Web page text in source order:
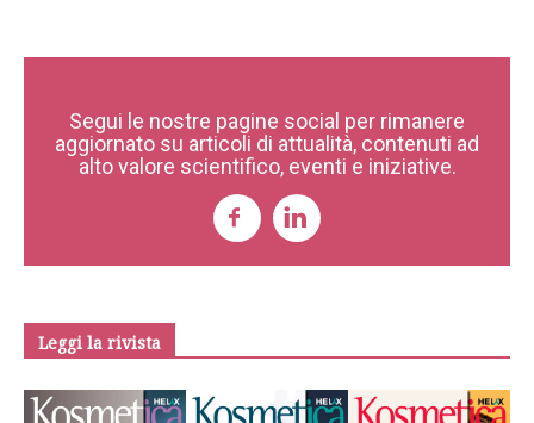
Segui le nostre pagine social per rimanere
aggiornato su articoli di attualità, contenuti ad
alto valore scientifico, eventi e iniziative.
Leggi la rivista